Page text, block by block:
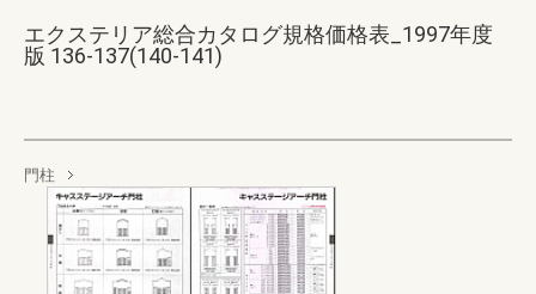
エクステリア総合カタログ規格価格表_1997年度
版 136-137(140-141)
門柱